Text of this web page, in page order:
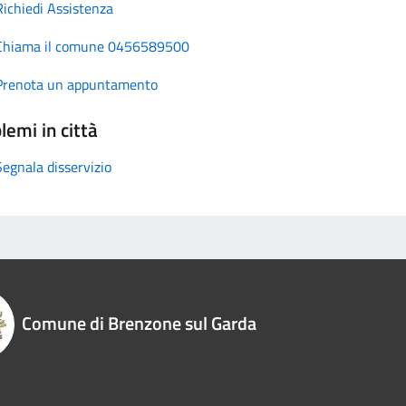
Assistenza
il comune 0456589500
un appuntamento
in città
disservizio
Comune di Brenzone sul Garda